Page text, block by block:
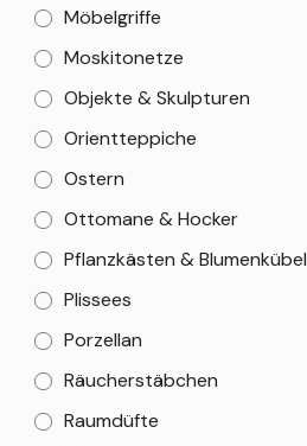
Möbelgriffe
Moskitonetze
Objekte & Skulpturen
Orientteppiche
Ostern
Ottomane & Hocker
Pflanzkästen & Blumenkübel
Plissees
Porzellan
Räucherstäbchen
Raumdüfte